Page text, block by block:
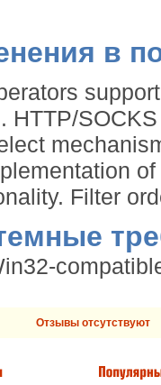
в
HTTP/
Filter
Отзывы отсутствуют